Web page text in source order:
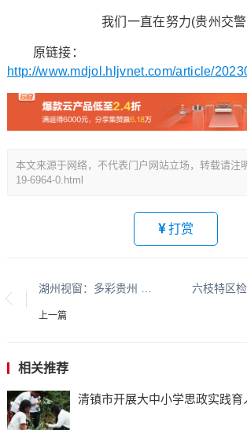
我们一直在努力(贵州交
原链接：
http://www.mdjol.hljvnet.com/article/
本文来源于网络，不代表门户网站立场，转载请注
19-6964-0.html
打赏
上一篇
相关推荐